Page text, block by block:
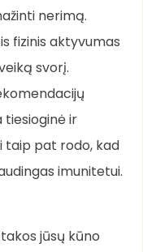
nerimą.
fizinis aktyvumas
svorį.
tiesioginė ir
taip pat rodo, kad
imunitetui.
jūsų kūno